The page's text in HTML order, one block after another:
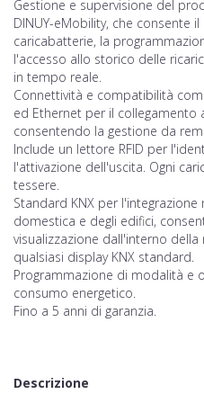
Gestione e supervisione del
DINUY-eMobility, che consente
caricabatterie, la
l'accesso allo storico delle
in tempo reale.
Connettività e compatibilità
ed Ethernet per il collegamento
consentendo la gestione da
Include un lettore RFID per
l'attivazione dell'uscita. Ogni
tessere.
Standard KNX per
domestica e degli edifici,
visualizzazione dall'interno
qualsiasi display KNX standard.
Programmazione di modalità e
consumo energetico.
Fino a 5 anni di garanzia.
Descrizione